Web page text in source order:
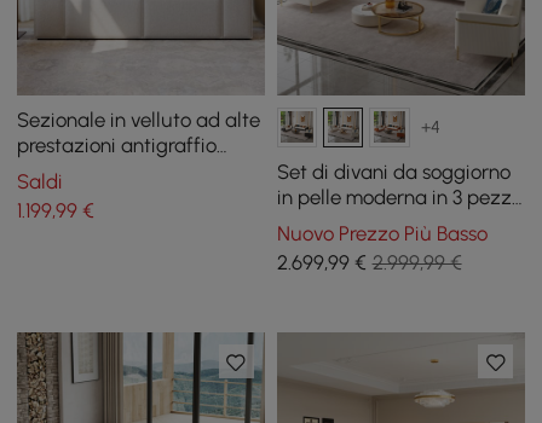
Sezionale in velluto ad alte
prestazioni antigraffio
modulare da 2200 mm in 2
pezzi
Saldi
1.199,99 €
+4
Set di divani da soggiorno
in pelle moderna in 3 pezzi
Vertex
Nuovo Prezzo Più Basso
2.699,99€ 2.999,99 €